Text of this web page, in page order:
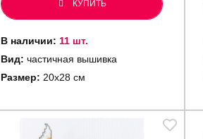
КУПИТЬ
В наличии: 11 шт.
Вид: частичная вышивка
Размер: 20х28 см